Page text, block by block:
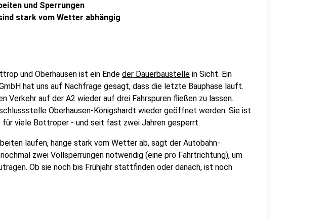
und Sperrungen
stark vom Wetter abhängig
und Oberhausen ist ein Ende der Dauerbaustelle in Sicht. Ein
hat uns auf Nachfrage gesagt, dass die letzte Bauphase läuft.
Verkehr auf der A2 wieder auf drei Fahrspuren fließen zu lassen.
Oberhausen-Königshardt wieder geöffnet werden. Sie ist
für viele Bottroper - und seit fast zwei Jahren gesperrt.
laufen, hänge stark vom Wetter ab, sagt der Autobahn-
zwei Vollsperrungen notwendig (eine pro Fahrtrichtung), um
Ob sie noch bis Frühjahr stattfinden oder danach, ist noch